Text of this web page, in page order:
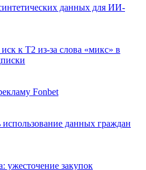
данных для ИИ-
к Т2 из-за слова «микс» в
Fonbet
данных граждан
ужесточение закупок